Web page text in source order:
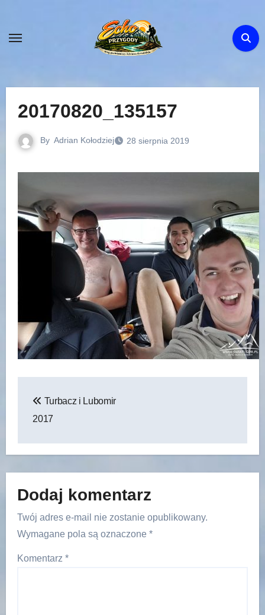
content
20170820_135157
By Adrian Kołodziej 28 sierpnia 2019
wpisu
Turbacz i Lubomir
2017
Dodaj komentarz
Twój adres e-mail nie zostanie opublikowany.
Wymagane pola są oznaczone *
Komentarz *